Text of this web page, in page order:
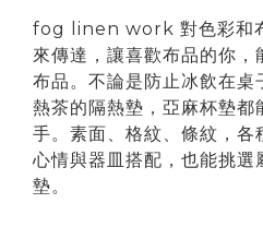
fog linen work 對色彩和
來傳達，讓喜歡布品的你，
布品。不論是防止冰飲在桌
熱茶的隔熱墊，亞麻杯墊都
手。素面、格紋、條紋，各
心情與器皿搭配，也能挑選
墊。